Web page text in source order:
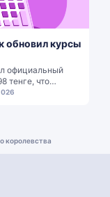
обновил курсы
официальный
тенге, что…
королевства